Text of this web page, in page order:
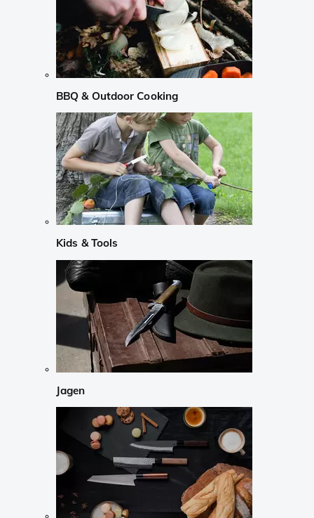
BBQ & Outdoor Cooking
Kids & Tools
Jagen